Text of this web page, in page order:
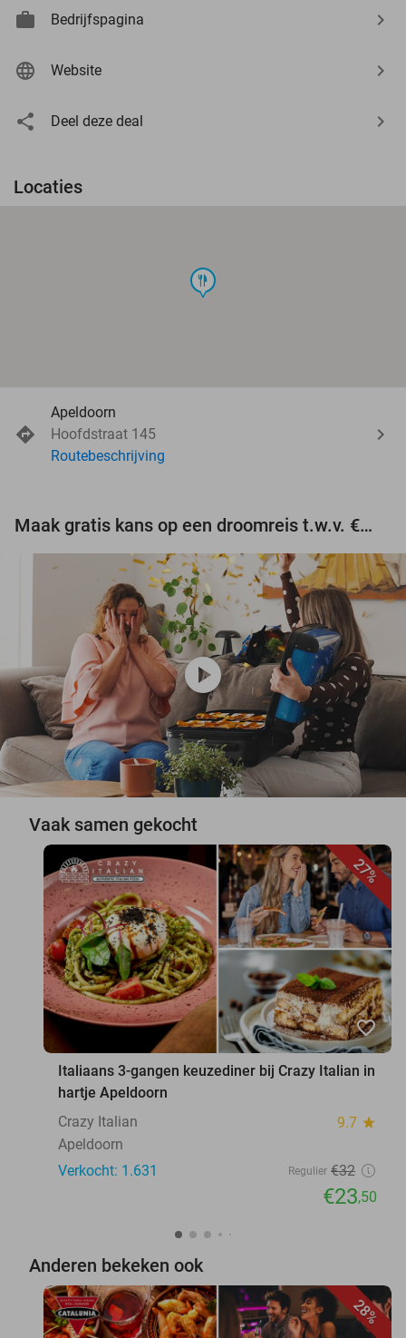
Bedrijfspagina
Website
Deel deze deal
Locaties
food
Apeldoorn
Hoofdstraat 145
Routebeschrijving
Maak gratis kans op een droomreis t.w.v. €3.000!
play_circle
Vaak samen gekocht
27%
favorite_border
Italiaans 3-gangen keuzediner bij Crazy Italian in
hartje Apeldoorn
Crazy Italian
9.7 star
Apeldoorn
Verkocht: 1.631
Regulier €32
€23,50
Anderen bekeken ook
28%